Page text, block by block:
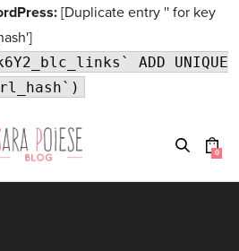
[Duplicate entry '' for key
ADD UNIQUE
0